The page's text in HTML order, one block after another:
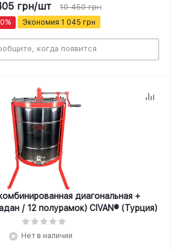
грн/шт 10 450грн
% Экономия 1 045 грн
когда появится
диагональная +
/ 12 полурамок) CIVAN® (Турция)
Нет в наличии